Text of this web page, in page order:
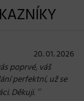
20. 01. 2026
poprvé, váš
perfektní, už se
Děkuji. “